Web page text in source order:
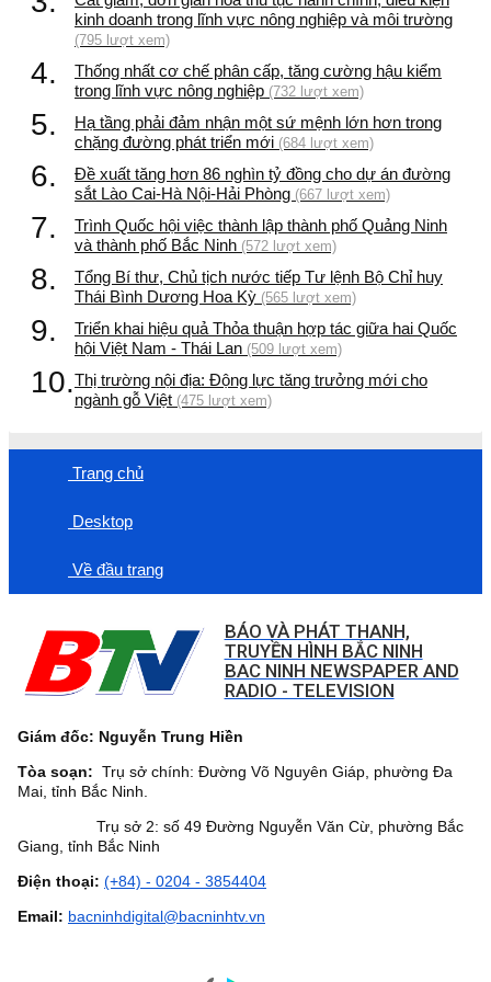
kinh doanh trong lĩnh vực nông nghiệp và môi trường
(795 lượt xem)
4.
Thống nhất cơ chế phân cấp, tăng cường hậu kiểm
trong lĩnh vực nông nghiệp (732 lượt xem)
5.
Hạ tầng phải đảm nhận một sứ mệnh lớn hơn trong
chặng đường phát triển mới (684 lượt xem)
6.
Đề xuất tăng hơn 86 nghìn tỷ đồng cho dự án đường
sắt Lào Cai-Hà Nội-Hải Phòng (667 lượt xem)
7.
Trình Quốc hội việc thành lập thành phố Quảng Ninh
và thành phố Bắc Ninh (572 lượt xem)
8.
Tổng Bí thư, Chủ tịch nước tiếp Tư lệnh Bộ Chỉ huy
Thái Bình Dương Hoa Kỳ (565 lượt xem)
9.
Triển khai hiệu quả Thỏa thuận hợp tác giữa hai Quốc
hội Việt Nam - Thái Lan (509 lượt xem)
10.Thị trường nội địa: Động lực tăng trưởng mới cho
ngành gỗ Việt (475 lượt xem)
Trang chủ
Desktop
Về đầu trang
BÁO VÀ PHÁT THANH,
TRUYỀN HÌNH BẮC NINH
BAC NINH NEWSPAPER AND
RADIO - TELEVISION
Giám đốc: Nguyễn Trung Hiền
Tòa soạn: Trụ sở chính: Đường Võ Nguyên Giáp, phường Đa
Mai, tỉnh Bắc Ninh.
Trụ sở 2: số 49 Đường Nguyễn Văn Cừ, phường Bắc
Giang, tỉnh Bắc Ninh
Điện thoại: (+84) - 0204 - 3854404
Email: bacninhdigital@bacninhtv.vn